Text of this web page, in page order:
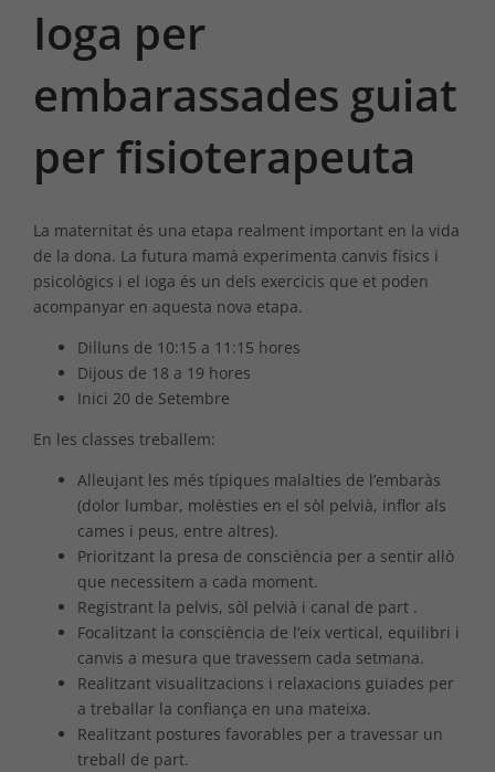
Ioga per
embarassades guiat
per fisioterapeuta
La maternitat és una etapa realment important en la vida
de la dona. La futura mamà experimenta canvis físics i
psicològics i el ioga és un dels exercicis que et poden
acompanyar en aquesta nova etapa.
Dilluns de 10:15 a 11:15 hores
Dijous de 18 a 19 hores
Inici 20 de Setembre
En les classes treballem:
Alleujant les més típiques malalties de l’embaràs
(dolor lumbar, molèsties en el sòl pelvià, inflor als
cames i peus, entre altres).
Prioritzant la presa de consciència per a sentir allò
que necessitem a cada moment.
Registrant la pelvis, sòl pelvià i canal de part .
Focalitzant la consciència de l’eix vertical, equilibri i
canvis a mesura que travessem cada setmana.
Realitzant visualitzacions i relaxacions guiades per
a treballar la confiança en una mateixa.
Realitzant postures favorables per a travessar un
treball de part.